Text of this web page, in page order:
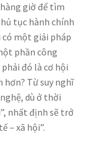
giờ để tìm
tục hành chính
một giải pháp
phần công
đó là cơ hội
Từ suy nghĩ
dù ở thời
nhất định sẽ trở
– xã hội”.